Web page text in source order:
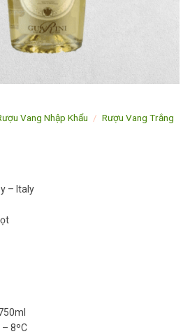
Vang Nhập Khẩu / Rượu Vang Trắng
– Italy
8ºC